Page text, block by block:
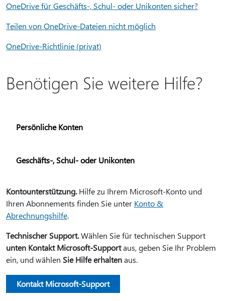
OneDrive für Geschäfts-, Schul- oder Unikonten sicher?
Teilen von OneDrive-Dateien nicht möglich
OneDrive-Richtlinie (privat)
Benötigen Sie weitere Hilfe?
Persönliche Konten
Geschäfts-, Schul- oder Unikonten
Kontounterstützung.Hilfe zu Ihrem Microsoft-Konto und
Ihren Abonnements finden Sie unter Konto &
Abrechnungshilfe.
Technischer Support.Wählen Sie für technischen Support
unten Kontakt Microsoft-Supportaus, geben Sie Ihr Problem
ein, und wählen Sie Hilfe erhaltenaus.
Kontakt Microsoft-Support